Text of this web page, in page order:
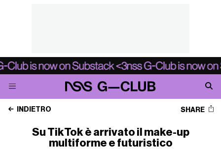
INDIETRO SHARE
Su TikTok è arrivato il make-up
multiforme e futuristico